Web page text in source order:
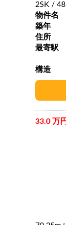
2SK /
物件名
築年
住所
最寄駅
構造
33.0 万円
2